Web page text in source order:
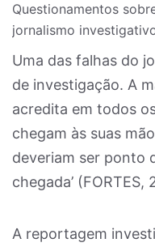
Questionamentos
jornalismo
Uma das falhas do
de investigação. A
acredita em todos
chegam às suas
deveriam ser ponto
chegada’ (FORTES,
A reportagem